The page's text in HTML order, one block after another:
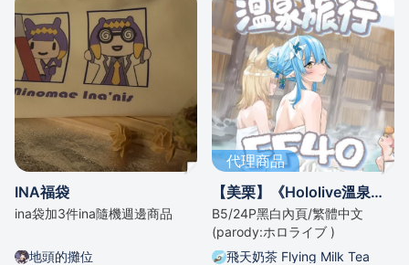
INA福袋
ina袋加3件ina隨機週邊商品
地頭的攤位
代理商品
【美栗】《Hololive溫泉旅行》
B5/24P黑白內頁/繁體中文
(parody:ホロライブ )
飛天奶茶 Flying Milk Tea